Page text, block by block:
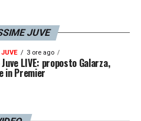
JUVE
JUVE 3 ore ago
LIVE: proposto Galarza,
in Premier